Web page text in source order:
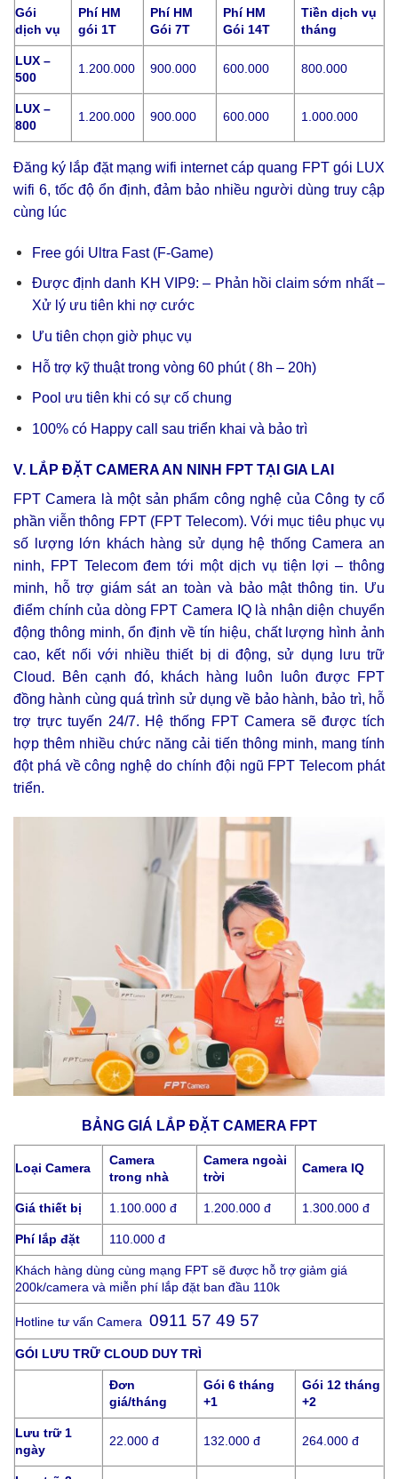
Gói
dịch vụ
Phí HM
gói 1T
Phí HM
Gói 7T
Phí HM
Gói 14T
Tiền dịch vụ
tháng
LUX –
500
1.200.000 900.000 600.000 800.000
LUX –
800
1.200.000 900.000 600.000 1.000.000
Đăng ký lắp đặt mạng wifi internet cáp quang FPT gói LUX
wifi 6, tốc độ ổn định, đảm bảo nhiều người dùng truy cập
cùng lúc
Free gói Ultra Fast (F-Game)
Được định danh KH VIP9: – Phản hồi claim sớm nhất –
Xử lý ưu tiên khi nợ cước
Ưu tiên chọn giờ phục vụ
Hỗ trợ kỹ thuật trong vòng 60 phút ( 8h – 20h)
Pool ưu tiên khi có sự cố chung
100% có Happy call sau triển khai và bảo trì
V. LẮP ĐẶT CAMERA AN NINH FPT TẠI GIA LAI
FPT Camera là một sản phẩm công nghệ của Công ty cổ
phần viễn thông FPT (FPT Telecom). Với mục tiêu phục vụ
số lượng lớn khách hàng sử dụng hệ thống Camera an
ninh, FPT Telecom đem tới một dịch vụ tiện lợi – thông
minh, hỗ trợ giám sát an toàn và bảo mật thông tin. Ưu
điểm chính của dòng FPT Camera IQ là nhận diện chuyển
động thông minh, ổn định về tín hiệu, chất lượng hình ảnh
cao, kết nối với nhiều thiết bị di động, sử dụng lưu trữ
Cloud. Bên cạnh đó, khách hàng luôn luôn được FPT
đồng hành cùng quá trình sử dụng về bảo hành, bảo trì, hỗ
trợ trực tuyến 24/7. Hệ thống FPT Camera sẽ được tích
hợp thêm nhiều chức năng cải tiến thông minh, mang tính
đột phá về công nghệ do chính đội ngũ FPT Telecom phát
triển.
BẢNG GIÁ LẮP ĐẶT CAMERA FPT
Loại Camera
Camera
trong nhà
Camera ngoài
trời
Camera IQ
Giá thiết bị 1.100.000 đ 1.200.000 đ 1.300.000 đ
Phí lắp đặt 110.000 đ
Khách hàng dùng cùng mạng FPT sẽ được hỗ trợ giảm giá
200k/camera và miễn phí lắp đặt ban đầu 110k
Hotline tư vấn Camera 0911 57 49 57
GÓI LƯU TRỮ CLOUD DUY TRÌ
Đơn
giá/tháng
Gói 6 tháng
+1
Gói 12 tháng
+2
Lưu trữ 1
ngày
22.000 đ 132.000 đ 264.000 đ